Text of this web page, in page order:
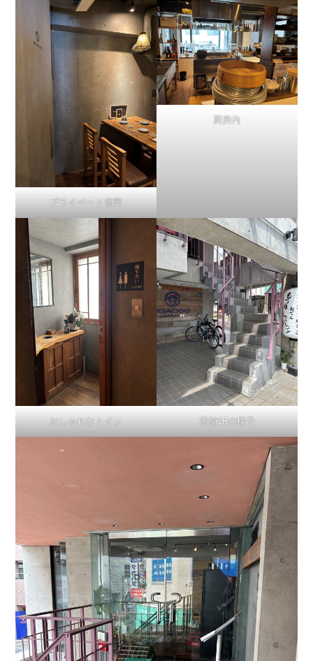
プライベート個室
厨房内
おしゃれなトイレ 店舗1Fの様子